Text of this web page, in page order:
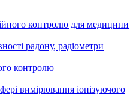
контролю для медицини
радону, радіометри
контролю
вимірювання іонізуючого